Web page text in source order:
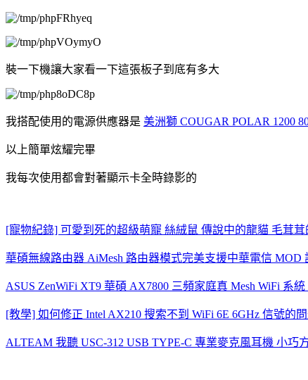
裝一下機讓大家看一下這張板子到底有多大
我搭配使用的電源供應器是 美洲獅 COUGAR POLAR 1200
以上簡單炫耀完畢
我每次使用都會對著顯示卡全時錄影的
[寵物紀錄] 可愛到死的超級萌寵 絲絨鼠 傳說中的龍貓 毛茸
華碩無線路由器 AiMesh 路由器模式完美支援中華電信 MOD
ASUS ZenWiFi XT9 華碩 AX7800 三頻家庭真 Mesh WiFi 系
[教學] 如何修正 Intel AX210 搜索不到 WiFi 6E 6GHz 信號的
ALTEAM 我聽 USC-312 USB TYPE-C 專業麥克風耳機 小巧